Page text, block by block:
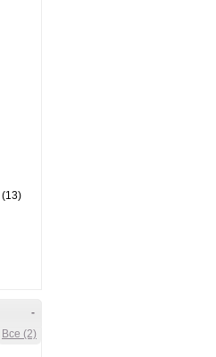
(13)
-
Все (2)